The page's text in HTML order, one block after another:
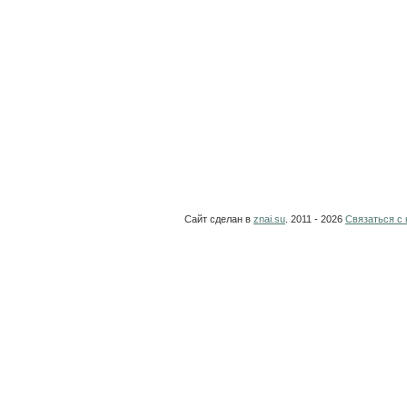
Сайт сделан в znai.su . 2011 - 2026 Связаться с